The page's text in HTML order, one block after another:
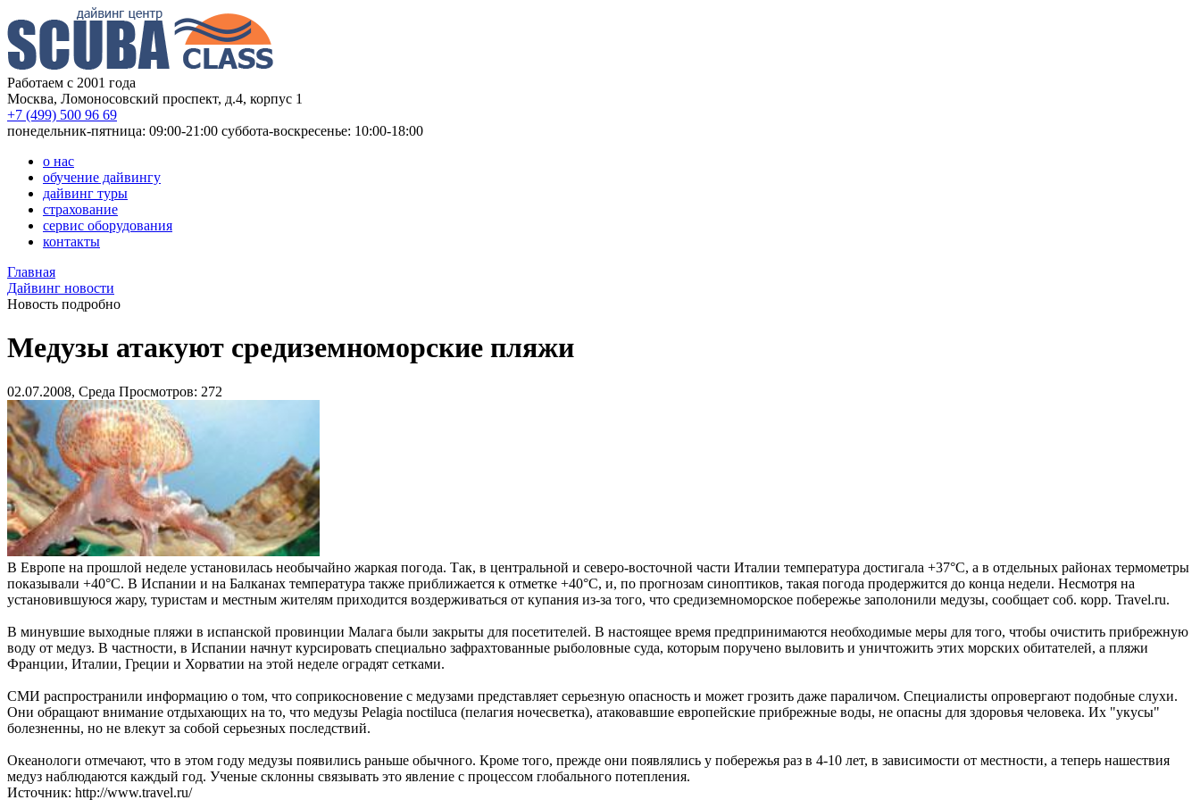
Работаем с 2001 года
Москва, Ломоносовский проспект, д.4, корпус 1
+7 (499) 500 96 69
понедельник-пятница: 09:00-21:00 суббота-воскресенье: 10:00-18:00
о нас
обучение дайвингу
дайвинг туры
страхование
сервис оборудования
контакты
Главная
Дайвинг новости
Новость подробно
Медузы атакуют средиземноморские пляжи
02.07.2008, Среда Просмотров: 272
В Европе на прошлой неделе установилась необычайно жаркая погода. Так, в центральной и северо-восточной части Италии температура достигала +37°C, а в отдельных районах термометры
показывали +40°C. В Испании и на Балканах температура также приближается к отметке +40°C, и, по прогнозам синоптиков, такая погода продержится до конца недели. Несмотря на
установившуюся жару, туристам и местным жителям приходится воздерживаться от купания из-за того, что средиземноморское побережье заполонили медузы, сообщает соб. корр. Travel.ru.
В минувшие выходные пляжи в испанской провинции Малага были закрыты для посетителей. В настоящее время предпринимаются необходимые меры для того, чтобы очистить прибрежную
воду от медуз. В частности, в Испании начнут курсировать специально зафрахтованные рыболовные суда, которым поручено выловить и уничтожить этих морских обитателей, а пляжи
Франции, Италии, Греции и Хорватии на этой неделе оградят сетками.
СМИ распространили информацию о том, что соприкосновение с медузами представляет серьезную опасность и может грозить даже параличом. Специалисты опровергают подобные слухи.
Они обращают внимание отдыхающих на то, что медузы Pelagia noctiluca (пелагия ночесветка), атаковавшие европейские прибрежные воды, не опасны для здоровья человека. Их "укусы"
болезненны, но не влекут за собой серьезных последствий.
Океанологи отмечают, что в этом году медузы появились раньше обычного. Кроме того, прежде они появлялись у побережья раз в 4-10 лет, в зависимости от местности, а теперь нашествия
медуз наблюдаются каждый год. Ученые склонны связывать это явление с процессом глобального потепления.
Источник: http://www.travel.ru/